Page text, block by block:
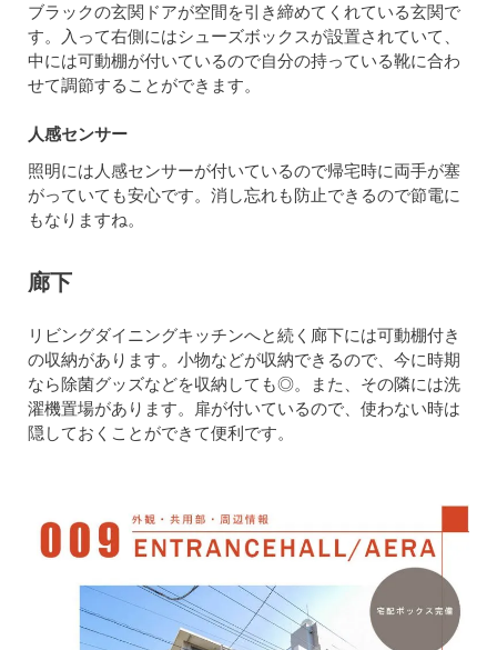
ブラックの玄関ドアが空間を引き締めてくれている玄関で
す。入って右側にはシューズボックスが設置されていて、
中には可動棚が付いているので自分の持っている靴に合わ
せて調節することができます。
人感センサー
照明には人感センサーが付いているので帰宅時に両手が塞
がっていても安心です。消し忘れも防止できるので節電に
もなりますね。
廊下
リビングダイニングキッチンへと続く廊下には可動棚付き
の収納があります。小物などが収納できるので、今に時期
なら除菌グッズなどを収納しても◎。また、その隣には洗
濯機置場があります。扉が付いているので、使わない時は
隠しておくことができて便利です。